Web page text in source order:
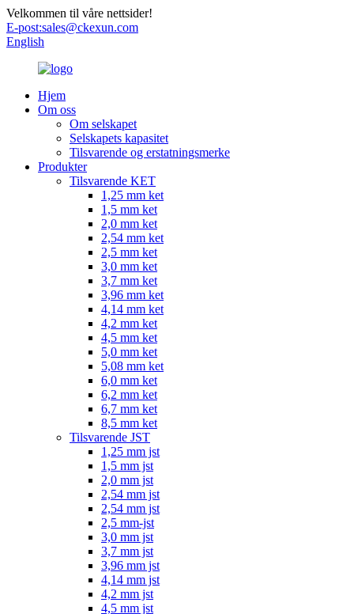
Velkommen til våre nettsider!
E-post:sales@ckexun.com
English
Hjem
Om oss
Om selskapet
Selskapets kapasitet
Tilsvarende og erstatningsmerke
Produkter
Tilsvarende KET
1,25 mm ket
1,5 mm ket
2,0 mm ket
2,54 mm ket
2,5 mm ket
3,0 mm ket
3,7 mm ket
3,96 mm ket
4,14 mm ket
4,2 mm ket
4,5 mm ket
5,0 mm ket
5,08 mm ket
6,0 mm ket
6,2 mm ket
6,7 mm ket
8,5 mm ket
Tilsvarende JST
1,25 mm jst
1,5 mm jst
2,0 mm jst
2,54 mm jst
2,54 mm jst
2,5 mm-jst
3,0 mm jst
3,7 mm jst
3,96 mm jst
4,14 mm jst
4,2 mm jst
4,5 mm jst